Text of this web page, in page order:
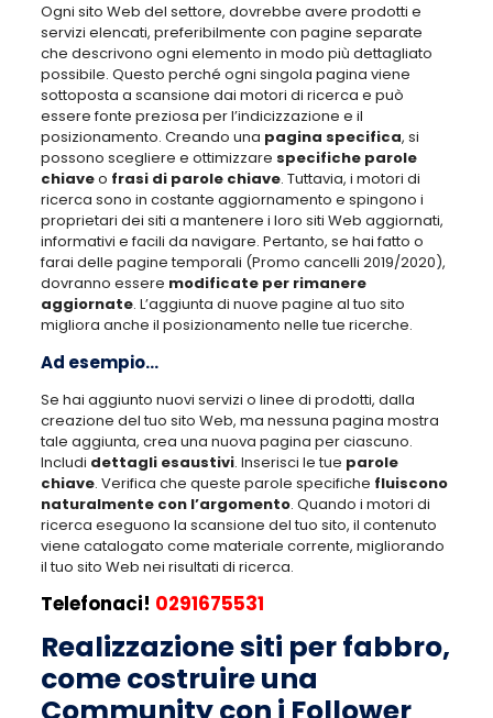
Ogni sito Web del settore, dovrebbe avere prodotti e
servizi elencati, preferibilmente con pagine separate
che descrivono ogni elemento in modo più dettagliato
possibile. Questo perché ogni singola pagina viene
sottoposta a scansione dai motori di ricerca e può
essere fonte preziosa per l’indicizzazione e il
posizionamento. Creando una pagina specifica, si
possono scegliere e ottimizzare specifiche parole
chiaveo frasi di parole chiave. Tuttavia, i motori di
ricerca sono in costante aggiornamento e spingono i
proprietari dei siti a mantenere i loro siti Web aggiornati,
informativi e facili da navigare. Pertanto, se hai fatto o
farai delle pagine temporali (Promo cancelli 2019/2020),
dovranno essere modificate per rimanere
aggiornate. L’aggiunta di nuove pagine al tuo sito
migliora anche il posizionamento nelle tue ricerche.
Ad esempio…
Se hai aggiunto nuovi servizi o linee di prodotti, dalla
creazione del tuo sito Web, ma nessuna pagina mostra
tale aggiunta, crea una nuova pagina per ciascuno.
Includi dettagli esaustivi. Inserisci le tue parole
chiave. Verifica che queste parole specifiche fluiscono
naturalmente con l’argomento. Quando i motori di
ricerca eseguono la scansione del tuo sito, il contenuto
viene catalogato come materiale corrente, migliorando
il tuo sito Web nei risultati di ricerca.
Telefonaci! 0291675531
Realizzazione siti per fabbro,
come costruire una